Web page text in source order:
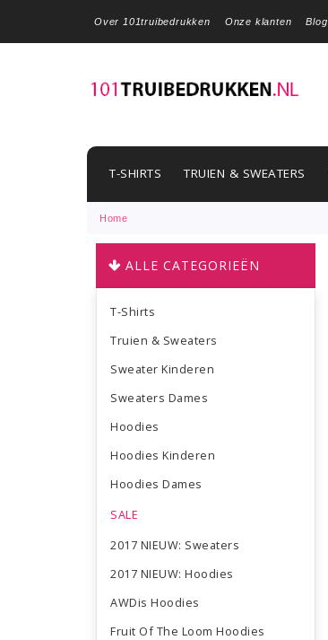
Over 101truibedrukken Onze klanten Blog
T-SHIRTS TRUIEN & SWEATERS
Home
ALLE CATEGORIEËN
T-Shirts
Truien & Sweaters
Sweater Kinderen
Sweaters Dames
Hoodies
Hoodies Kinderen
Hoodies Dames
SALE
2017 NIEUW: Sweaters
2017 NIEUW: Hoodies
AWDis Hoodies
Fruit Of The Loom Hoodies